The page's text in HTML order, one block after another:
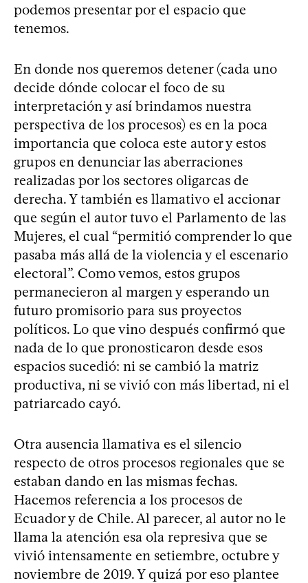
podemos presentar por el espacio que
tenemos.
En donde nos queremos detener (cada uno
decide dónde colocar el foco de su
interpretación y así brindamos nuestra
perspectiva de los procesos) es en la poca
importancia que coloca este autor y estos
grupos en denunciar las aberraciones
realizadas por los sectores oligarcas de
derecha. Y también es llamativo el accionar
que según el autor tuvo el Parlamento de las
Mujeres, el cual “permitió comprender lo que
pasaba más allá de la violencia y el escenario
electoral”. Como vemos, estos grupos
permanecieron al margen y esperando un
futuro promisorio para sus proyectos
políticos. Lo que vino después confirmó que
nada de lo que pronosticaron desde esos
espacios sucedió: ni se cambió la matriz
productiva, ni se vivió con más libertad, ni el
patriarcado cayó.
Otra ausencia llamativa es el silencio
respecto de otros procesos regionales que se
estaban dando en las mismas fechas.
Hacemos referencia a los procesos de
Ecuador y de Chile. Al parecer, al autor no le
llama la atención esa ola represiva que se
vivió intensamente en setiembre, octubre y
noviembre de 2019. Y quizá por eso plantee